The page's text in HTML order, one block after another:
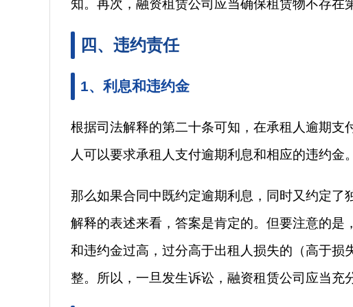
知。再次，融资租赁公司应当确保租赁物不存在
四、违约责任
1、利息和违约金
根据司法解释的第二十条可知，在承租人逾期
人可以要求承租人支付逾期利息和相应的违约金。
那么如果合同中既约定逾期利息，同时又约定
解释的表述来看，答案是肯定的。但要注意的
和违约金过高，过分高于出租人损失的（高于损
整。所以，一旦发生诉讼，融资租赁公司应当充